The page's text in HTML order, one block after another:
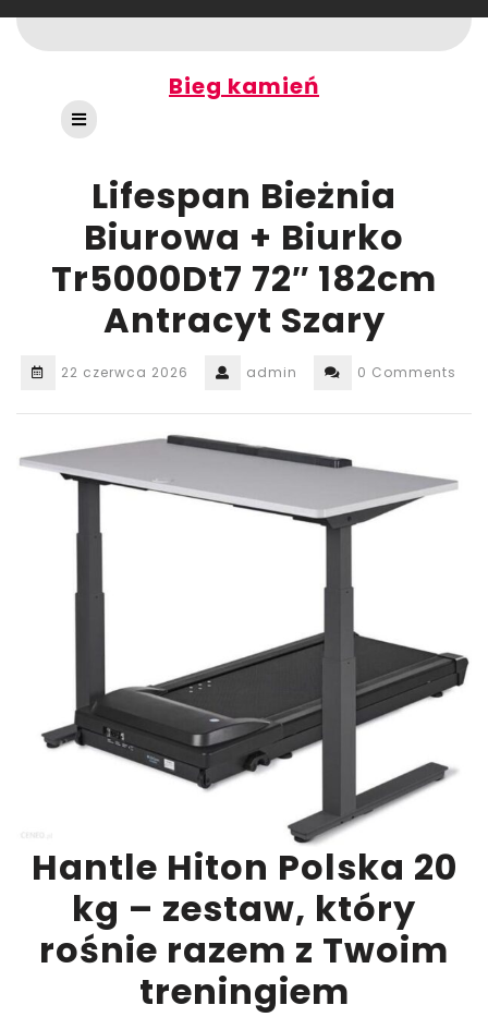
to
content
Bieg kamień
Open
Button
Lifespan Bieżnia
Biurowa + Biurko
Tr5000Dt7 72″ 182cm
Antracyt Szary
22 czerwca 2026 admin 0 Comments
Hantle Hiton Polska 20
kg – zestaw, który
rośnie razem z Twoim
treningiem